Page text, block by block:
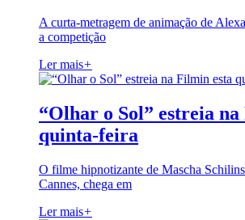
A curta-metragem de animação de
a competição
Ler mais+
“Olhar o Sol” estreia
quinta-feira
O filme hipnotizante de Mascha
Cannes, chega em
Ler mais+